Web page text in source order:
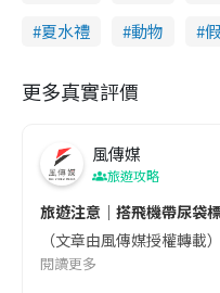
夏水禮
動物
更多真實評價
風傳媒
旅遊攻略
旅遊注意｜搭飛機帶尿袋
（文章由風傳媒授權轉
閱讀更多